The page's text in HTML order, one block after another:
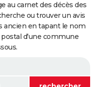
au carnet des décès des
ou trouver un avis
ancien en tapant le nom
d'une commune